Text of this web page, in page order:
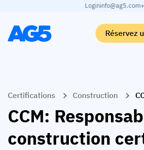
Logininfo@ag5.com
Réservez
Matrice de compétences
Matrice de compétences
Bibliothèque de compétences
Par secteur
Automobile
Agroalimentaire
Automobile
Adient
Rogers
Apprendre
AG5 Blog
Livres blancs
Certifications Construction
CCM:
construction